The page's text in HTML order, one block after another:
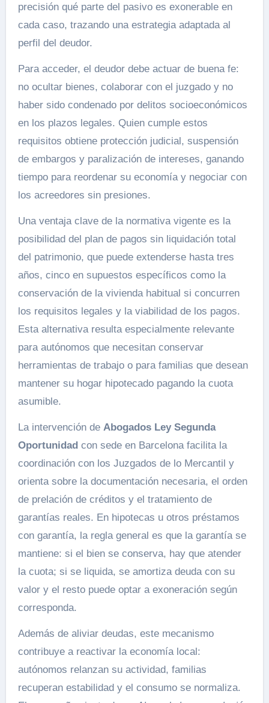
precisión qué parte del pasivo es exonerable en
cada caso, trazando una estrategia adaptada al
perfil del deudor.
Para acceder, el deudor debe actuar de buena fe:
no ocultar bienes, colaborar con el juzgado y no
haber sido condenado por delitos socioeconómicos
en los plazos legales. Quien cumple estos
requisitos obtiene protección judicial, suspensión
de embargos y paralización de intereses, ganando
tiempo para reordenar su economía y negociar con
los acreedores sin presiones.
Una ventaja clave de la normativa vigente es la
posibilidad del plan de pagos sin liquidación total
del patrimonio, que puede extenderse hasta tres
años, cinco en supuestos específicos como la
conservación de la vivienda habitual si concurren
los requisitos legales y la viabilidad de los pagos.
Esta alternativa resulta especialmente relevante
para autónomos que necesitan conservar
herramientas de trabajo o para familias que desean
mantener su hogar hipotecado pagando la cuota
asumible.
La intervención de Abogados Ley Segunda
Oportunidadcon sede en Barcelona facilita la
coordinación con los Juzgados de lo Mercantil y
orienta sobre la documentación necesaria, el orden
de prelación de créditos y el tratamiento de
garantías reales. En hipotecas u otros préstamos
con garantía, la regla general es que la garantía se
mantiene: si el bien se conserva, hay que atender
la cuota; si se liquida, se amortiza deuda con su
valor y el resto puede optar a exoneración según
corresponda.
Además de aliviar deudas, este mecanismo
contribuye a reactivar la economía local:
autónomos relanzan su actividad, familias
recuperan estabilidad y el consumo se normaliza.